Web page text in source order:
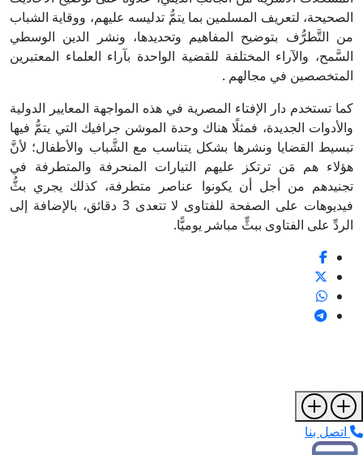
الصحيحة، لتعريف المسلمين بما يتمُّ تدليسه عليهم، ووقاية الشباب
من التَّطرُّف بتوضيح المفاهيم وتحديدها، ونشر الدين الوسطي
السَّمح، والآراء المختلفة للقضية الواحدة بآراء العلماء المعتبرين
المتخصصين في مجالهم .
كما تستخدم دار الإفتاء المصرية في هذه المواجهة المعايير الدولية
والأدوات الجديدة، فمثلًا هناك وحدة الموشن جرافيك التي يتمُّ فيها
تبسيط القضايا ونشرها بشكل يتناسب مع الشَّباب والأطفال؛ لأنَّ
هؤلاء هم مَن ترتكز عليهم التيارات المنحرفة والمتطرفة في
تجنيدهم من أجل أن يكونوا عناصر متطرفة، كذلك يجري بثُّ
فيديوهات على الصفحة للفتاوى لا تتعدى 3 دقائق، بالإضافة إلى
الردِّ على الفتاوى ببثٍّ مباشر يوميًّا.
اتصل بنا